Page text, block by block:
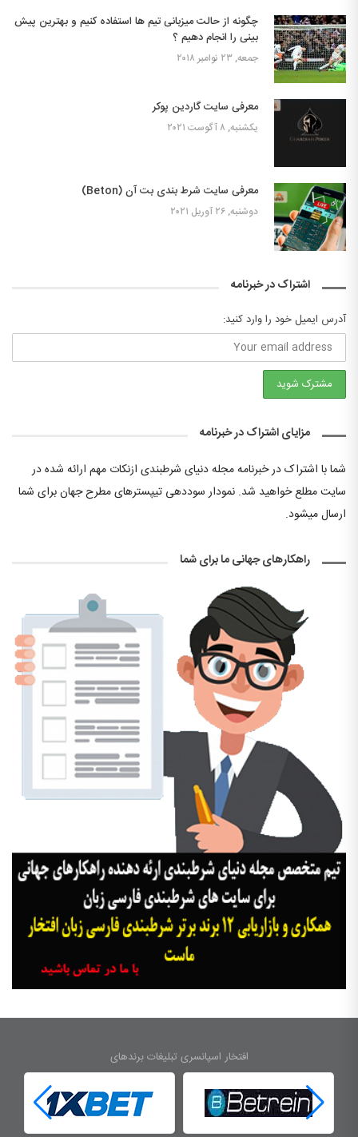
چگونه از حالت میزبانی تیم ها استفاده کنیم و بهترین پیش
بینی را انجام دهیم ؟
جمعه, ۲۳ نوامبر ۲۰۱۸
معرفی سایت گاردین پوکر
یکشنبه, ۸ آگوست ۲۰۲۱
معرفی سایت شرط بندی بت آن (Beton)
دوشنبه, ۲۶ آوریل ۲۰۲۱
اشتراک در خبرنامه
آدرس ایمیل خود را وارد کنید:
مزایای اشتراک در خبرنامه
شما با اشتراک در خبرنامه مجله دنیای شرطبندی ازنکات مهم ارائه شده در
سایت مطلع خواهید شد. نمودار سوددهی تیپسترهای مطرح جهان برای شما
ارسال میشود.
راهکارهای جهانی ما برای شما
افتخار اسپانسری تبلیغات برندهای